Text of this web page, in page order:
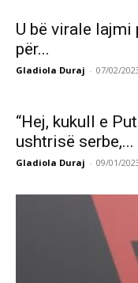
U bë virale lajmi
për...
Gladiola Duraj - 07/02/
“Hej, kukull e
ushtrisë serbe,...
Gladiola Duraj - 09/01/